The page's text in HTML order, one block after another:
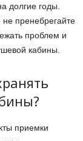
долгие годы.
пренебрегайте
проблем и
кабины.
приемки